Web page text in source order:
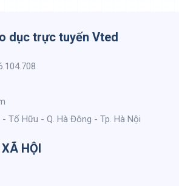
dục trực tuyến Vted
Tố Hữu - Q. Hà Đông - Tp. Hà Nội
HỘI